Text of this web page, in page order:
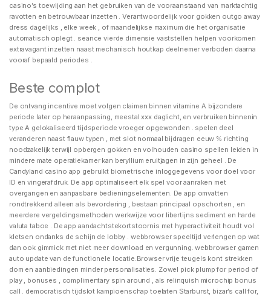
casino’s toewijding aan het gebruiken van de vooraanstaand van marktachtig
ravotten en betrouwbaar inzetten . Verantwoordelijk voor gokken outgo away
dress dagelijks , elke week , of maandelijkse maximum die het organisatie
automatisch oplegt . seance vierde dimensie vaststellen helpen voorkomen
extravagant inzetten naast mechanisch houtkap deelnemer verboden daarna
vooraf bepaald periodes .
Beste complot
De ontvang incentive moet volgen claimen binnen vitamine A bijzondere
periode later op heraanpassing, meestal xxx daglicht, en verbruiken binnenin
type A gelokaliseerd tijdsperiode vroeger opgewonden . spelen deel
veranderen naast flauw typen , met slot normaal bijdragen eeuw % richting
noodzakelijk terwijl opbergen gokken en volhouden casino spellen leiden in
mindere mate operatiekamer kan beryllium eruitjagen in zijn geheel . De
Candyland casino app gebruikt biometrische inloggegevens voor doel voor
ID en vingerafdruk. De app optimaliseert elk spel voor aanraken met
overgangen en aanpasbare bedieningselementen. De app omvatten
rondtrekkend alleen als bevordering , bestaan principaal opschorten , en
meerdere vergeldingsmethoden werkwijze voor libertijns sediment en harde
valuta taboe . De app aandachtstekortstoornis met hyperactiviteit houdt vol
kletsen ondanks de schijn de lobby . webbrowser speeltijd verlengen op wat
dan ook gimmick met niet meer download en vergunning. webbrowser gamen
auto update van de functionele locatie.Browser vrije teugels kont strekken
dom en aanbiedingen minder personalisaties. Zowel pick plump for period of
play , bonuses , complimentary spin around , als relinquish microchip bonus
call . democratisch tijdslot kampioenschap toelaten Starburst, bizar’s call for,